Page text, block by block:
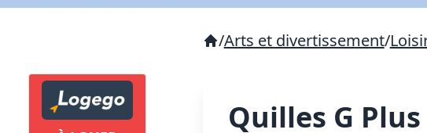
/Arts et divertissement/
Quilles G Plus